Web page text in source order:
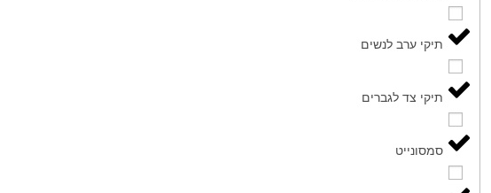
תיקי ערב לנשים
תיקי צד לגברים
סמסונייט